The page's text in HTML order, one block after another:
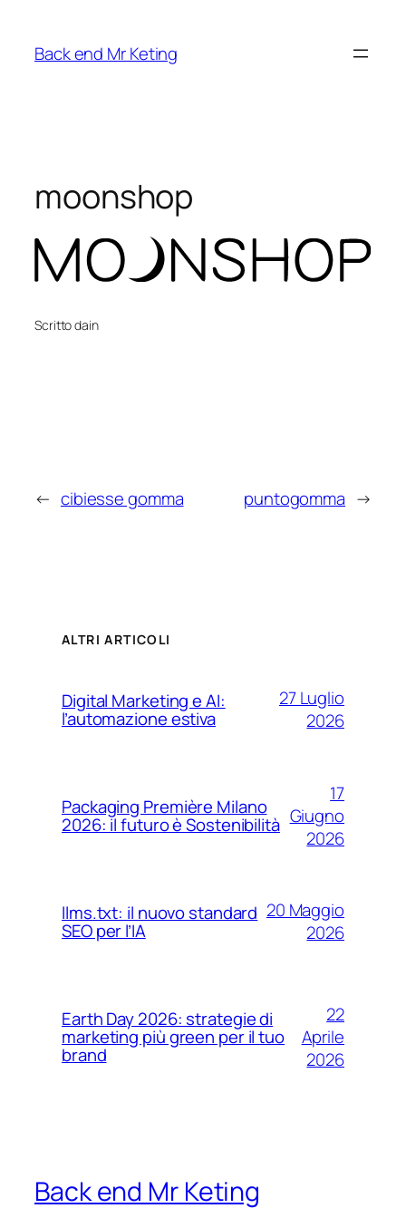
contenuto
Back end Mr Keting
moonshop
Scritto dain
← cibiesse gomma puntogomma →
ALTRI ARTICOLI
Digital Marketing e AI:
l’automazione estiva
27 Luglio
2026
Packaging Première Milano
2026: il futuro è Sostenibilità
17
Giugno
2026
llms.txt: il nuovo standard
SEO per l’IA
20 Maggio
2026
Earth Day 2026: strategie di
marketing più green per il tuo
brand
22
Aprile
2026
Back end Mr Keting